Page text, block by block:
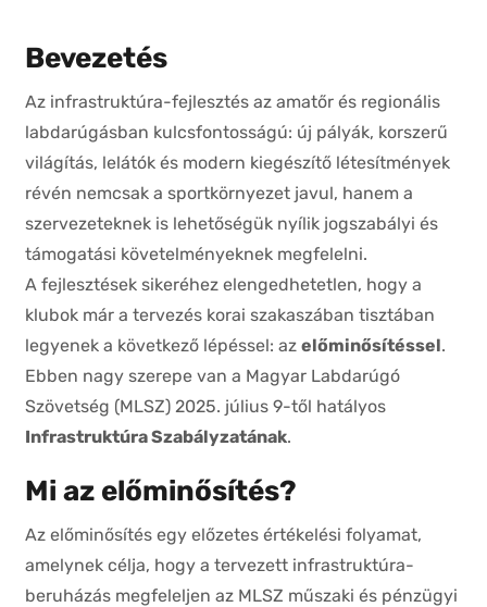
Bevezetés
Az infrastruktúra-fejlesztés az amatőr és regionális
labdarúgásban kulcsfontosságú: új pályák, korszerű
világítás, lelátók és modern kiegészítő létesítmények
révén nemcsak a sportkörnyezet javul, hanem a
szervezeteknek is lehetőségük nyílik jogszabályi és
támogatási követelményeknek megfelelni.
A fejlesztések sikeréhez elengedhetetlen, hogy a
klubok már a tervezés korai szakaszában tisztában
legyenek a következő lépéssel: az előminősítéssel.
Ebben nagy szerepe van a Magyar Labdarúgó
Szövetség (MLSZ) 2025. július 9-től hatályos
Infrastruktúra Szabályzatának.
Mi az előminősítés?
Az előminősítés egy előzetes értékelési folyamat,
amelynek célja, hogy a tervezett infrastruktúra-
beruházás megfeleljen az MLSZ műszaki és pénzügyi